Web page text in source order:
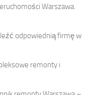
Warszawa.
odpowiednią firmę w
remonty i